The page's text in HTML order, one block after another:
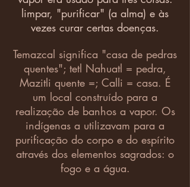
limpar, "purificar" (a alma) e às
vezes curar certas doenças.
Temazcal significa "casa de pedras
quentes"; tetl Nahuatl = pedra,
Mazitli quente =; Calli = casa. É
um local construído para a
realização de banhos a vapor. Os
indígenas a utilizavam para a
purificação do corpo e do espírito
através dos elementos sagrados: o
fogo e a água.